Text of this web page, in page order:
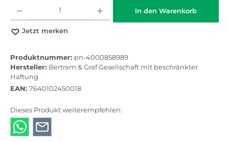
In den Warenkorb
Jetzt merken
Produktnummer: pn-4000858989
Hersteller: Bertram & Graf Gesellschaft mit beschränkter
Haftung
EAN: 7640102450018
Dieses Produkt weiterempfehlen: